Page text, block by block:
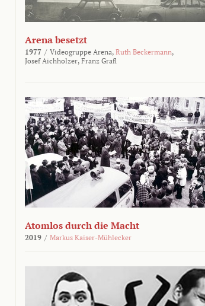
Arena besetzt
1977 / Videogruppe Arena, Ruth Beckermann,
Josef Aichholzer, Franz Grafl
Atomlos durch die Macht
2019 / Markus Kaiser-Mühlecker